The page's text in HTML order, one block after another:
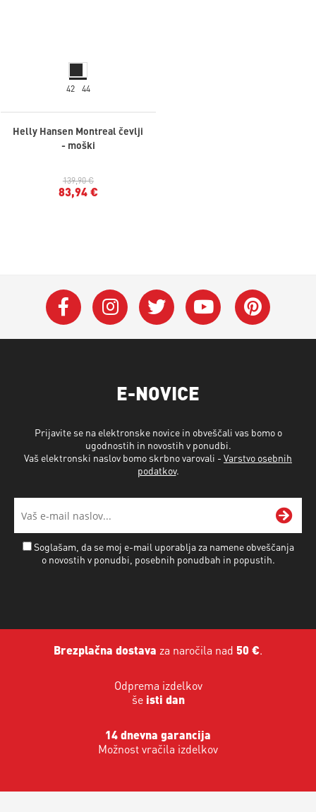
42 44
Helly Hansen Montreal čevlji
- moški
139,90 €
83,94 €
E-NOVICE
Prijavite se na elektronske novice in obveščali vas bomo o
ugodnostih in novostih v ponudbi.
Vaš elektronski naslov bomo skrbno varovali - Varstvo osebnih
podatkov.
Soglašam, da se moj e-mail uporablja za namene obveščanja
o novostih v ponudbi, posebnih ponudbah in popustih.
Brezplačna dostava za naročila nad 50 €.
Odprema izdelkov
še isti dan
14 dnevna garancija
Možnost vračila izdelkov